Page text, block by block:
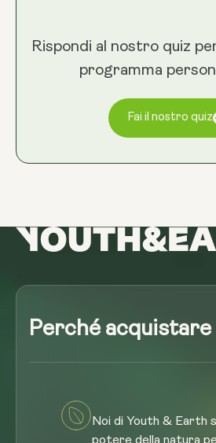
Rispondi al nostro quiz
programma
Fai il nostro quiz
Perché acquistare
Noi di Youth & Earth
potere della natura